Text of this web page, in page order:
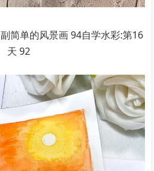
简单的风景画 94自学水彩:第16
天 92